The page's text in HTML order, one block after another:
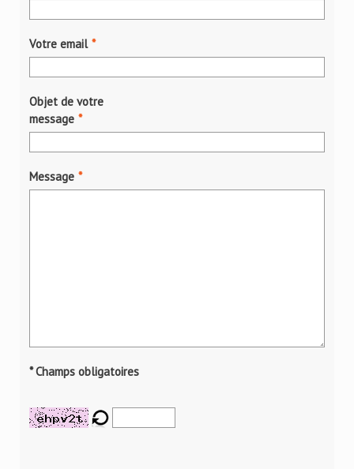
Votre email *
Objet de votre
message *
Message *
* Champs obligatoires